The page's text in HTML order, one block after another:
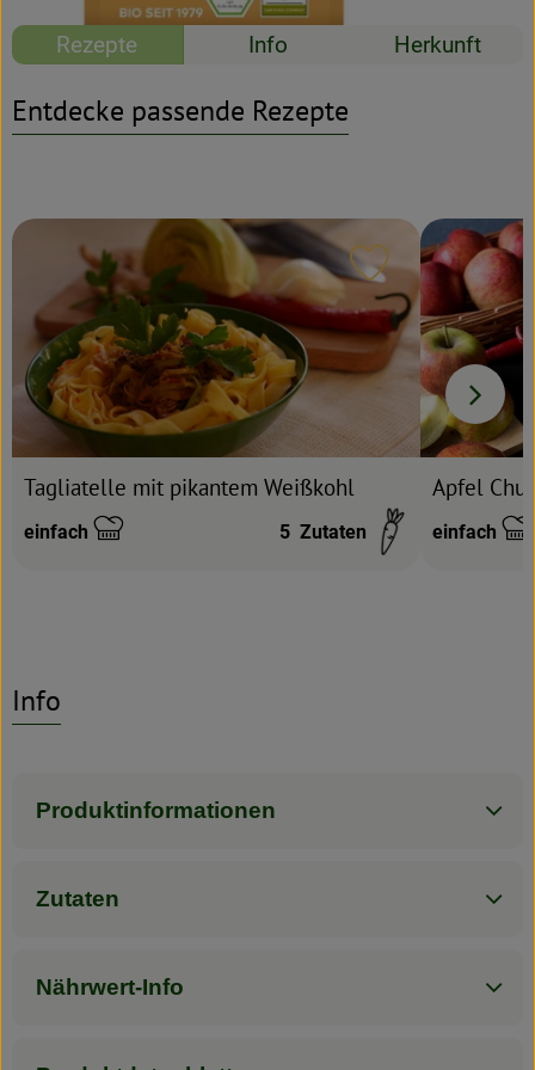
Rezeptarchiv
Rezepte Info Herkunft
Entdecke passende Rezepte
Tagliatelle mit pikantem Weißkohl
Schwierigkeit:
einfach 5 Zutaten
Rezept zu
Apfel
einfach
Info
Produktinformationen
Zutaten
Nährwert-Info